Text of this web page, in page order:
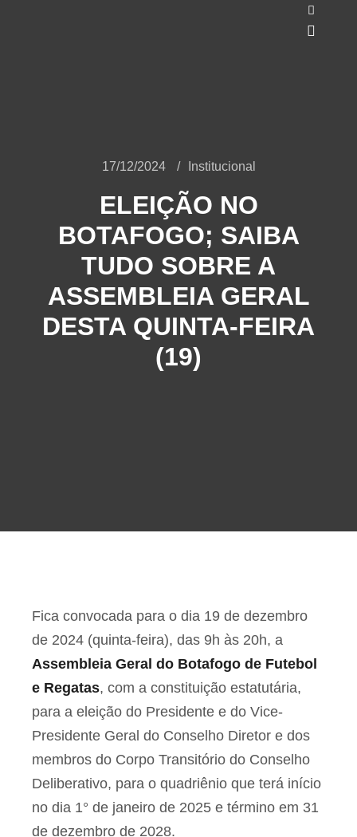
17/12/2024 Institucional
ELEIÇÃO NO
BOTAFOGO; SAIBA
TUDO SOBRE A
ASSEMBLEIA GERAL
DESTA QUINTA-FEIRA
(19)
Fica convocada para o dia 19 de dezembro
de 2024 (quinta-feira), das 9h às 20h, a
Assembleia Geral do Botafogo de Futebol
e Regatas, com a constituição estatutária,
para a eleição do Presidente e do Vice-
Presidente Geral do Conselho Diretor e dos
membros do Corpo Transitório do Conselho
Deliberativo, para o quadriênio que terá início
no dia 1° de janeiro de 2025 e término em 31
de dezembro de 2028.